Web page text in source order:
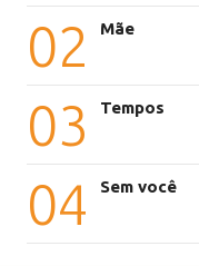
02 Mãe
03 Tempos
04 Sem você